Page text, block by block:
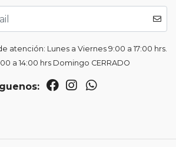
atención: Lunes a Viernes 9:00 a 17:00 hrs.
a 14:00 hrs Domingo CERRADO